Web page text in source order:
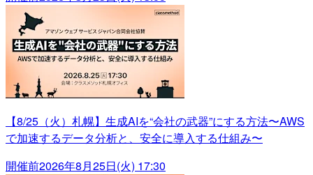
【8/25（火）札幌】生成AIを“会社の武器”にする方法〜AWS
で加速するデータ分析と、安全に導入する仕組み〜
開催前2026年8月25日(火) 17:30